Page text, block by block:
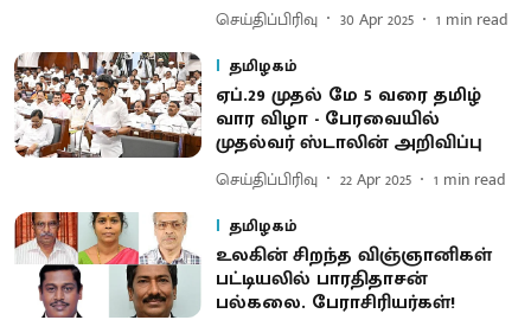
செய்திப்பிரிவு 30 Apr 2025 1 min read
தமிழகம்
ஏப்.29 முதல் மே 5 வரை தமிழ்
வார விழா - பேரவையில்
முதல்வர் ஸ்டாலின் அறிவிப்பு
செய்திப்பிரிவு 22 Apr 2025 1 min read
தமிழகம்
உலகின் சிறந்த விஞ்ஞானிகள்
பட்டியலில் பாரதிதாசன்
பல்கலை. பேராசிரியர்கள்!